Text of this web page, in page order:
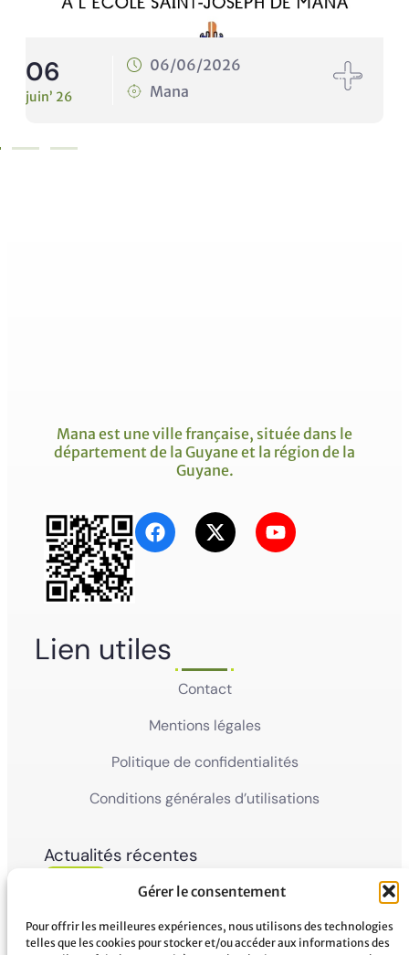
Gérer le consentement
Pour offrir les meilleures expériences, nous utilisons des technologies
telles que les cookies pour stocker et/ou accéder aux informations des
10
juin’ 26
10/06/2026
Mana est une ville française, située dans le
département de la Guyane et la région de la
Guyane.
Lien utiles
Contact
Mentions légales
Politique de confidentialités
Conditions générales d’utilisations
Actualités récentes
La Ville de Mana informe la population qu’un
vendredi 5 juin 2026 à partir...